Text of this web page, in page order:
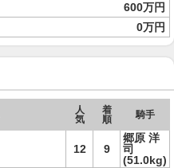
600万円
0万円
人
気
着
順
騎手
12 9
郷原 洋
司
(51.0kg)